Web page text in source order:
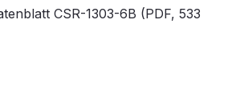
CSR-1303-6B (PDF, 533